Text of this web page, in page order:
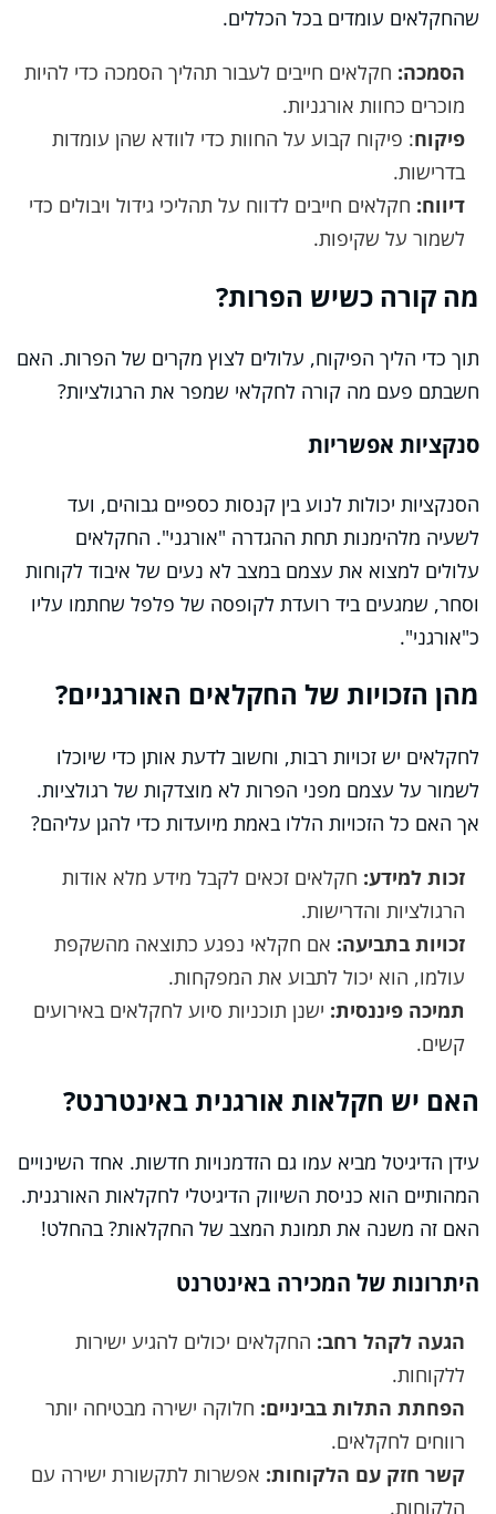
שהחקלאים עומדים בכל הכללים.
הסמכה: חקלאים חייבים לעבור תהליך הסמכה כדי להיות
מוכרים כחוות אורגניות.
פיקוח: פיקוח קבוע על החוות כדי לוודא שהן עומדות
בדרישות.
דיווח: חקלאים חייבים לדווח על תהליכי גידול ויבולים כדי
לשמור על שקיפות.
מה קורה כשיש הפרות?
תוך כדי הליך הפיקוח, עלולים לצוץ מקרים של הפרות. האם
חשבתם פעם מה קורה לחקלאי שמפר את הרגולציות?
סנקציות אפשריות
הסנקציות יכולות לנוע בין קנסות כספיים גבוהים, ועד
לשעיה מלהימנות תחת ההגדרה "אורגני". החקלאים
עלולים למצוא את עצמם במצב לא נעים של איבוד לקוחות
וסחר, שמגעים ביד רועדת לקופסה של פלפל שחתמו עליו
כ"אורגני".
מהן הזכויות של החקלאים האורגניים?
לחקלאים יש זכויות רבות, וחשוב לדעת אותן כדי שיוכלו
לשמור על עצמם מפני הפרות לא מוצדקות של רגולציות.
אך האם כל הזכויות הללו באמת מיועדות כדי להגן עליהם?
זכות למידע: חקלאים זכאים לקבל מידע מלא אודות
הרגולציות והדרישות.
זכויות בתביעה: אם חקלאי נפגע כתוצאה מהשקפת
עולמו, הוא יכול לתבוע את המפקחות.
תמיכה פיננסית: ישנן תוכניות סיוע לחקלאים באירועים
קשים.
האם יש חקלאות אורגנית באינטרנט?
עידן הדיגיטל מביא עמו גם הזדמנויות חדשות. אחד השינויים
המהותיים הוא כניסת השיווק הדיגיטלי לחקלאות האורגנית.
האם זה משנה את תמונת המצב של החקלאות? בהחלט!
היתרונות של המכירה באינטרנט
הגעה לקהל רחב: החקלאים יכולים להגיע ישירות
ללקוחות.
הפחתת התלות בביניים: חלוקה ישירה מבטיחה יותר
רווחים לחקלאים.
קשר חזק עם הלקוחות: אפשרות לתקשורת ישירה עם
הלקוחות.